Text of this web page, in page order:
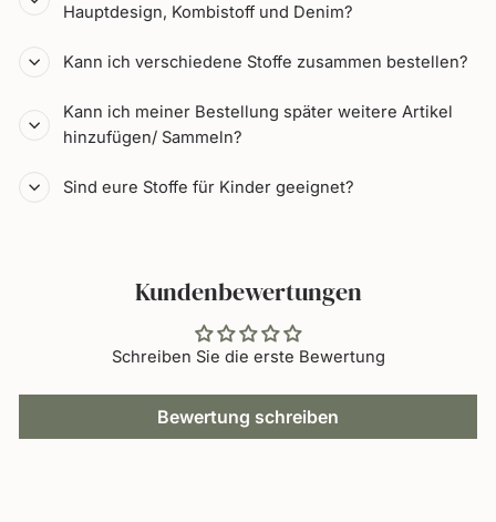
Hauptdesign, Kombistoff und Denim?
Kann ich verschiedene Stoffe zusammen bestellen?
Kann ich meiner Bestellung später weitere Artikel
hinzufügen/ Sammeln?
Sind eure Stoffe für Kinder geeignet?
Kundenbewertungen
Schreiben Sie die erste Bewertung
Bewertung schreiben